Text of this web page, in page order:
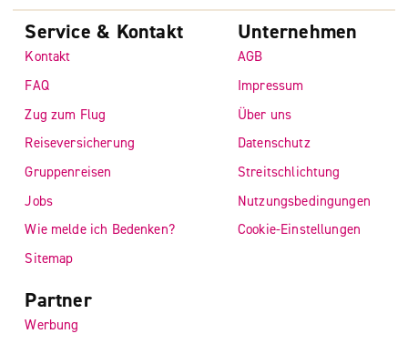
Service & Kontakt
Kontakt
FAQ
Zug zum Flug
Reiseversicherung
Gruppenreisen
Jobs
Wie melde ich Bedenken?
Sitemap
Unternehmen
AGB
Impressum
Über uns
Datenschutz
Streitschlichtung
Nutzungsbedingungen
Cookie-Einstellungen
Partner
Werbung